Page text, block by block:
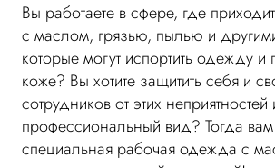
Вы работаете в сфере, где
с маслом, грязью, пылью и
которые могут испортить одежду и
коже? Вы хотите защитить себя и
сотрудников от этих
профессиональный вид? Тогда
специальная рабочая одежда с